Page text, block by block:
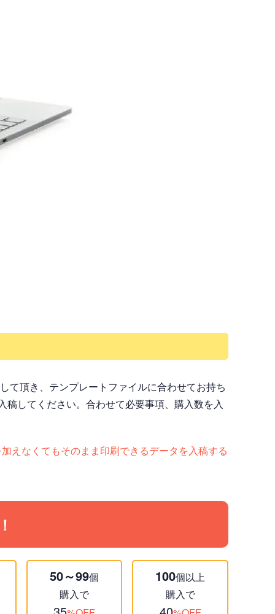
て頂き、テンプレートファイルに合わせてお持ち
してください。合わせて必要事項、購入数を入
えなくてもそのまま印刷できるデータを入稿する
50～99個
購入で
100個以上
購入で